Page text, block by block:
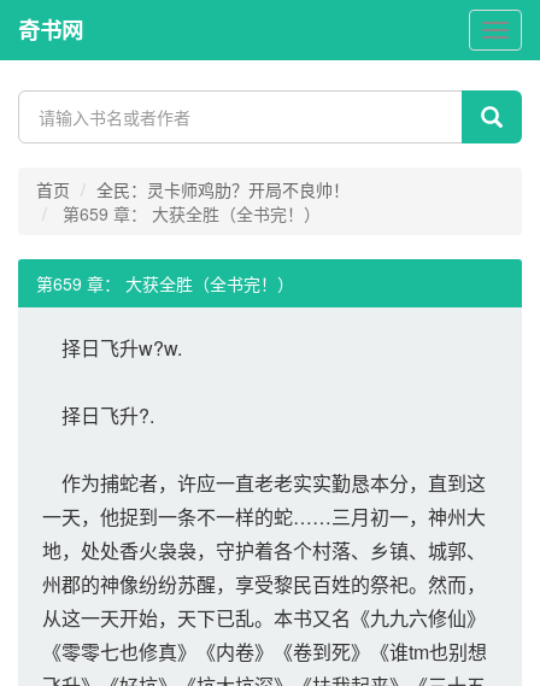
奇
书
奇书网
首页
全民：灵卡师鸡肋？开局不良帅！
第659 章： 大获全胜（全书完！）
第659 章： 大获全胜（全书完！）
择日飞升w?w.
择日飞升?.
作为捕蛇者，许应一直老老实实勤恳本分，直到这
一天，他捉到一条不一样的蛇……三月初一，神州大
地，处处香火袅袅，守护着各个村落、乡镇、城郭、
州郡的神像纷纷苏醒，享受黎民百姓的祭祀。然而，
从这一天开始，天下已乱。本书又名《九九六修仙》
《零零七也修真》《内卷》《卷到死》《谁tm也别想